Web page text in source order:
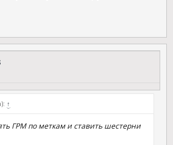
↑
ГРМ по меткам и ставить шестерни